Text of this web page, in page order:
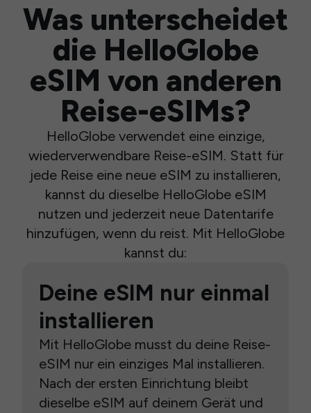
Was unterscheidet
die HelloGlobe
eSIM von anderen
Reise-eSIMs?
HelloGlobe verwendet eine einzige,
wiederverwendbare Reise-eSIM. Statt für
jede Reise eine neue eSIM zu installieren,
kannst du dieselbe HelloGlobe eSIM
nutzen und jederzeit neue Datentarife
hinzufügen, wenn du reist. Mit HelloGlobe
kannst du:
Deine eSIM nur einmal
installieren
Mit HelloGlobe musst du deine Reise-
eSIM nur ein einziges Mal installieren.
Nach der ersten Einrichtung bleibt
dieselbe eSIM auf deinem Gerät und